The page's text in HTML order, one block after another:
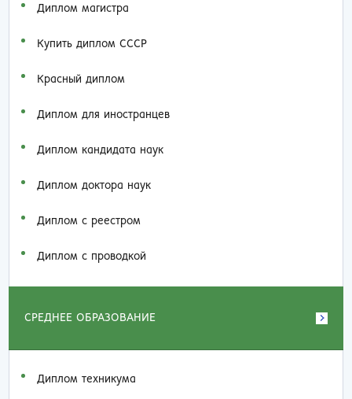
Диплом магистра
Купить диплом СССР
Красный диплом
Диплом для иностранцев
Диплом кандидата наук
Диплом доктора наук
Диплом с реестром
Диплом с проводкой
СРЕДНЕЕ ОБРАЗОВАНИЕ
Диплом техникума